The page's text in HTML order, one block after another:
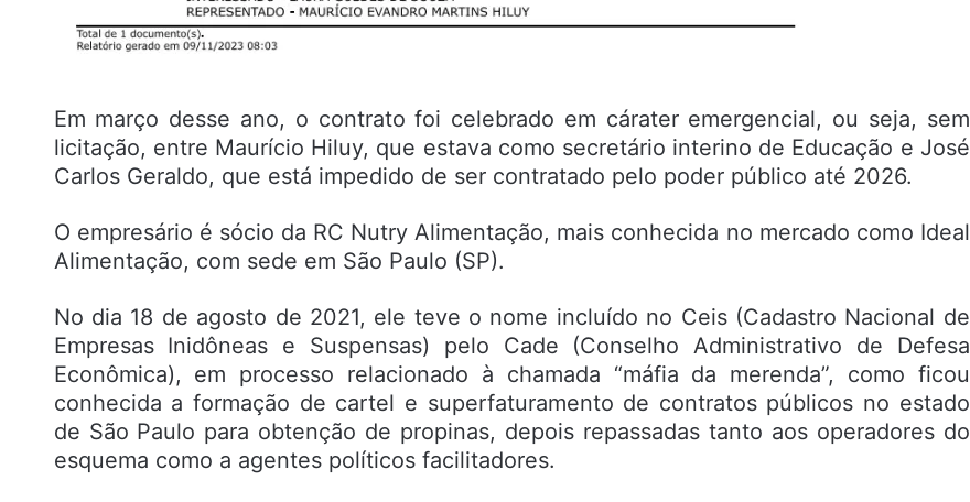
Em março desse ano, o contrato foi celebrado em cárater emergencial, ou seja, sem
licitação, entre Maurício Hiluy, que estava como secretário interino de Educação e José
Carlos Geraldo, que está impedido de ser contratado pelo poder público até 2026.
O empresário é sócio da RC Nutry Alimentação, mais conhecida no mercado como Ideal
Alimentação, com sede em São Paulo (SP).
No dia 18 de agosto de 2021, ele teve o nome incluído no Ceis (Cadastro Nacional de
Empresas Inidôneas e Suspensas) pelo Cade (Conselho Administrativo de Defesa
Econômica), em processo relacionado à chamada “máfia da merenda”, como ficou
conhecida a formação de cartel e superfaturamento de contratos públicos no estado
de São Paulo para obtenção de propinas, depois repassadas tanto aos operadores do
esquema como a agentes políticos facilitadores.